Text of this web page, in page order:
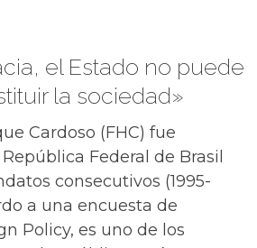
el Estado no puede
la sociedad»
Cardoso (FHC) fue
Federal de Brasil
consecutivos (1995-
a una encuesta de
Policy, es uno de los